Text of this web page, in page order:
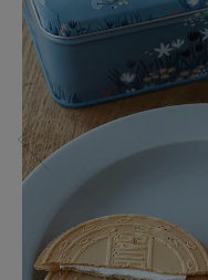
ログイン
日の出屋製
菓